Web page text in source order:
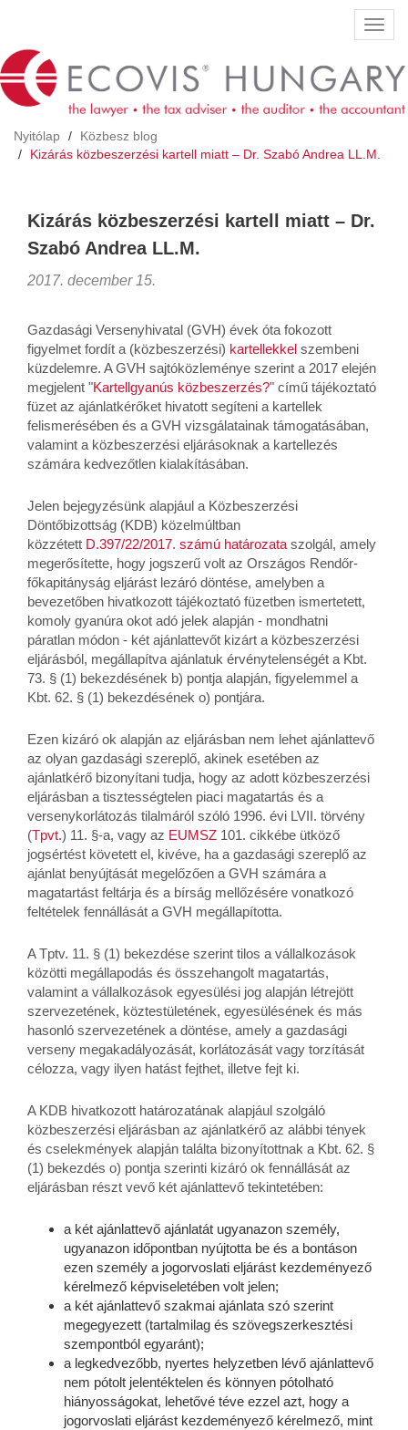
Nyitólap
Közbesz blog
Kizárás közbeszerzési kartell miatt – Dr. Szabó Andrea LL.M.
Kizárás közbeszerzési kartell miatt – Dr.
Szabó Andrea LL.M.
2017. december 15.
Gazdasági Versenyhivatal (GVH) évek óta fokozott
figyelmet fordít a (közbeszerzési) kartellekkel szembeni
küzdelemre. A GVH sajtóközleménye szerint a 2017 elején
megjelent "Kartellgyanús közbeszerzés?" című tájékoztató
füzet az ajánlatkérőket hivatott segíteni a kartellek
felismerésében és a GVH vizsgálatainak támogatásában,
valamint a közbeszerzési eljárásoknak a kartellezés
számára kedvezőtlen kialakításában.
Jelen bejegyzésünk alapjául a Közbeszerzési
Döntőbizottság (KDB) közelmúltban
közzétett D.397/22/2017. számú határozata szolgál, amely
megerősítette, hogy jogszerű volt az Országos Rendőr-
főkapitányság eljárást lezáró döntése, amelyben a
bevezetőben hivatkozott tájékoztató füzetben ismertetett,
komoly gyanúra okot adó jelek alapján - mondhatni
páratlan módon - két ajánlattevőt kizárt a közbeszerzési
eljárásból, megállapítva ajánlatuk érvénytelenségét a Kbt.
73. § (1) bekezdésének b) pontja alapján, figyelemmel a
Kbt. 62. § (1) bekezdésének o) pontjára.
Ezen kizáró ok alapján az eljárásban nem lehet ajánlattevő
az olyan gazdasági szereplő, akinek esetében az
ajánlatkérő bizonyítani tudja, hogy az adott közbeszerzési
eljárásban a tisztességtelen piaci magatartás és a
versenykorlátozás tilalmáról szóló 1996. évi LVII. törvény
(Tpvt.) 11. §-a, vagy az EUMSZ 101. cikkébe ütköző
jogsértést követett el, kivéve, ha a gazdasági szereplő az
ajánlat benyújtását megelőzően a GVH számára a
magatartást feltárja és a bírság mellőzésére vonatkozó
feltételek fennállását a GVH megállapította.
A Tptv. 11. § (1) bekezdése szerint tilos a vállalkozások
közötti megállapodás és összehangolt magatartás,
valamint a vállalkozások egyesülési jog alapján létrejött
szervezetének, köztestületének, egyesülésének és más
hasonló szervezetének a döntése, amely a gazdasági
verseny megakadályozását, korlátozását vagy torzítását
célozza, vagy ilyen hatást fejthet, illetve fejt ki.
A KDB hivatkozott határozatának alapjául szolgáló
közbeszerzési eljárásban az ajánlatkérő az alábbi tények
és cselekmények alapján találta bizonyítottnak a Kbt. 62. §
(1) bekezdés o) pontja szerinti kizáró ok fennállását az
eljárásban részt vevő két ajánlattevő tekintetében:
a két ajánlattevő ajánlatát ugyanazon személy,
ugyanazon időpontban nyújtotta be és a bontáson
ezen személy a jogorvoslati eljárást kezdeményező
kérelmező képviseletében volt jelen;
a két ajánlattevő szakmai ajánlata szó szerint
megegyezett (tartalmilag és szövegszerkesztési
szempontból egyaránt);
a legkedvezőbb, nyertes helyzetben lévő ajánlattevő
nem pótolt jelentéktelen és könnyen pótolható
hiányosságokat, lehetővé téve ezzel azt, hogy a
jogorvoslati eljárást kezdeményező kérelmező, mint